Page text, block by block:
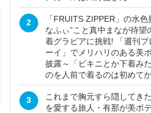
2
「FRUITS ZIPPER」の水色
なふぃ”こと真中まなが待望
着グラビアに挑戦! 「週刊プ
ーイ」でメリハリのある美
披露～「ビキニとか下着み
のを人前で着るのは初めてか
3
これまで胸元すら隠してき
を愛する旅人・有那が美ボ